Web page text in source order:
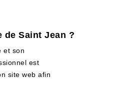
Saint Jean ?
et son
est
site web afin